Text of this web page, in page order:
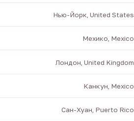
Нью-Йорк, United States
Мехико, Mexico
Лондон, United Kingdom
Канкун, Mexico
Сан-Хуан, Puerto Rico